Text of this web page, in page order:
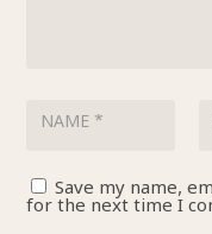
Save my name,
for the next time I